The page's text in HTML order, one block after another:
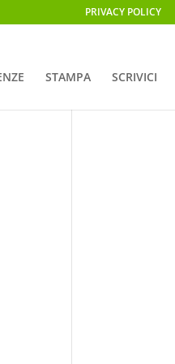
PRIVACY POLICY
STAMPA SCRIVICI